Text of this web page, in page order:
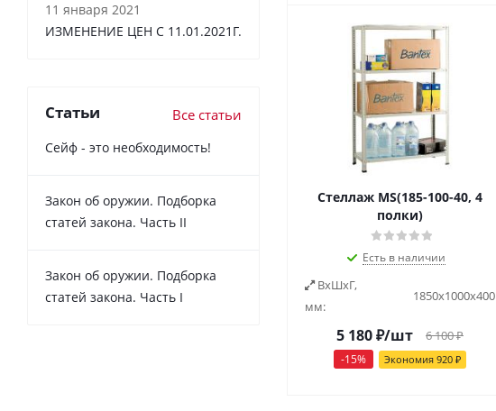
Стеллаж MS(185-100-40, 4
полки)
Есть в наличии
ВxШxГ,
мм:
1850х1000х400
5 180₽/шт 6 100₽
-15% Экономия 920₽
11 января 2021
ИЗМЕНЕНИЕ ЦЕН С 11.01.2021Г.
Статьи Все статьи
Сейф - это необходимость!
Закон об оружии. Подборка
статей закона. Часть II
Закон об оружии. Подборка
статей закона. Часть I